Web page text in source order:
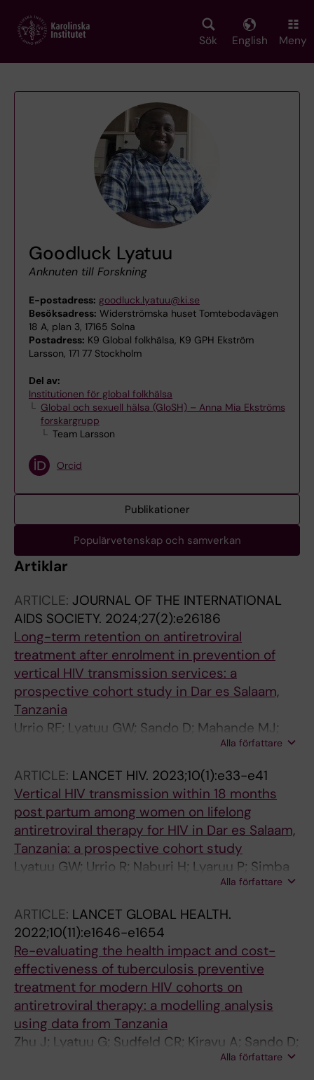
main
Sök English Meny
Goodluck Lyatuu
Anknuten till Forskning
E-postadress: goodluck.lyatuu@ki.se
Besöksadress: Widerströmska huset Tomtebodavägen
18 A, plan 3, 17165 Solna
Postadress: K9 Global folkhälsa, K9 GPH Ekström
Larsson, 171 77 Stockholm
Del av:
Institutionen för global folkhälsa
Global och sexuell hälsa (GloSH) – Anna Mia Ekströms
forskargrupp
Team Larsson
Orcid
Publikationer
Populärvetenskap och samverkan
Artiklar
ARTICLE: JOURNAL OF THE INTERNATIONAL
AIDS SOCIETY. 2024;27(2):e26186
Long-term retention on antiretroviral
treatment after enrolment in prevention of
vertical HIV transmission services: a
prospective cohort study in Dar es Salaam,
Tanzania
Urrio RF; Lyatuu GW; Sando D; Mahande MJ;
Philipo E; Naburi H; Lyaruu P; Kimonge A;
Mayogu K; Simba B; Kibao AM; Msangi M;
Zeebari Z; Biberfeld G; Ekstrom AM; Kilewo C;
Kagesten AE
Alla författare
ARTICLE: LANCET HIV. 2023;10(1):e33-e41
Vertical HIV transmission within 18 months
post partum among women on lifelong
antiretroviral therapy for HIV in Dar es Salaam,
Tanzania: a prospective cohort study
Lyatuu GW; Urrio R; Naburi H; Lyaruu P; Simba
B; Siril H; Philipo E; Machumi L; Kibao A; Kajoka
Orsini N; Kilewo C; Ekstrom AM
Alla författare
ARTICLE: LANCET GLOBAL HEALTH.
2022;10(11):e1646-e1654
Re-evaluating the health impact and cost-
effectiveness of tuberculosis preventive
treatment for modern HIV cohorts on
antiretroviral therapy: a modelling analysis
using data from Tanzania
Zhu J; Lyatuu G; Sudfeld CR; Kiravu A; Sando D;
Machumi L; Minde J; Chisonjela F; Cohen T;
Alla författare